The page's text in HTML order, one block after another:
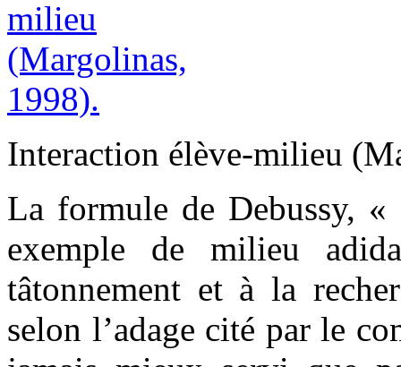
Interaction élève-milieu
La formule de Debussy,
exemple de milieu
tâtonnement et à la
selon l’adage cité par le